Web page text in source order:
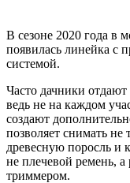
В сезоне 2020 года в
появилась линейка с
системой.
Часто дачники
ведь не на каждом
создают
позволяет снимать
древесную поросль и
не плечевой ремень, а
триммером.